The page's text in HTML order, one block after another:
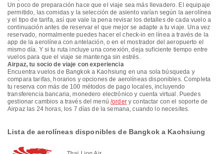
Un poco de preparación hace que el viaje sea más llevadero. El equipaje
permitido, las comidas y la selección de asiento varían según la aerolínea
y el tipo de tarifa, así que vale la pena revisar los detalles de cada vuelo a
continuación antes de reservar el que mejor se adapte a tu viaje. Una vez
reservado, normalmente puedes hacer el check-in en línea a través de la
app de la aerolínea con antelación, o en el mostrador del aeropuerto el
mismo día. Y si tu ruta incluye una conexión, deja suficiente tiempo entre
vuelos para que el viaje se mantenga sin estrés.
Airpaz, tu socio de viaje con experiencia
Encuentra vuelos de Bangkok a Kaohsiung en una sola búsqueda y
compara tarifas, horarios y opciones de aerolíneas disponibles. Completa
tu reserva con más de 100 métodos de pago locales, incluyendo
transferencia bancaria, monedero electrónico y cuenta virtual. Puedes
gestionar cambios a través del menú/ordery contactar con el soporte de
Airpaz las 24 horas, los 7 días de la semana, cuando lo necesites.
Lista de aerolíneas disponibles de Bangkok a Kaohsiung